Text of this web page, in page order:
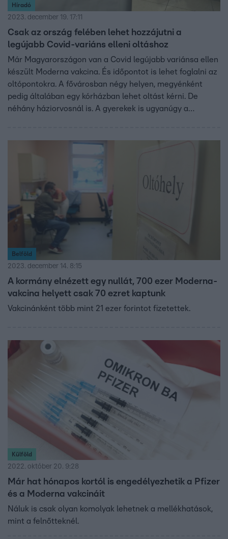
Híradó
2023. december 19. 17:11
Csak az ország felében lehet hozzájutni a
legújabb Covid-variáns elleni oltáshoz
Már Magyarországon van a Covid legújabb variánsa ellen
készült Moderna vakcina. És időpontot is lehet foglalni az
oltópontokra. A fővárosban négy helyen, megyénként
pedig általában egy kórházban lehet oltást kérni. De
néhány háziorvosnál is. A gyerekek is ugyanúgy a
oltanak 12 éven felülieket. A Moderna új vakcináját
mondják: ez véd a legjobban a most terjedő koronavírus-
variációval szemben.
Belföld
2023. december 14. 8:15
A kormány elnézett egy nullát, 700 ezer Moderna-
vakcina helyett csak 70 ezret kaptunk
Vakcinánként több mint 21 ezer forintot fizetettek.
Külföld
2022. október 20. 9:28
Már hat hónapos kortól is engedélyezhetik a Pfizer
és a Moderna vakcináit
Náluk is csak olyan komolyak lehetnek a mellékhatások,
mint a felnőtteknél.